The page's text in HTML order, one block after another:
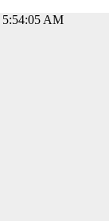
5:54:05 AM